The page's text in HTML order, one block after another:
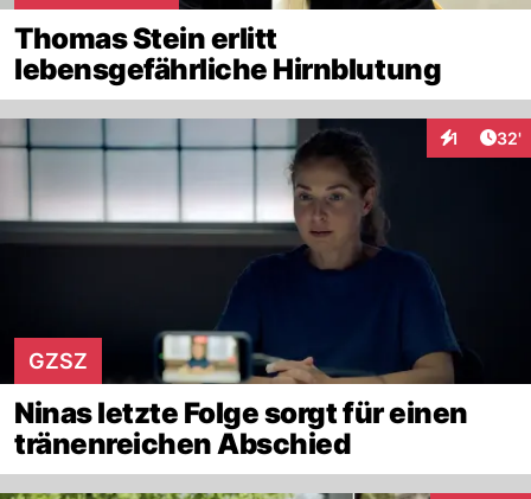
Thomas Stein erlitt
lebensgefährliche Hirnblutung
1 32'
GZSZ
Ninas letzte Folge sorgt für einen
tränenreichen Abschied